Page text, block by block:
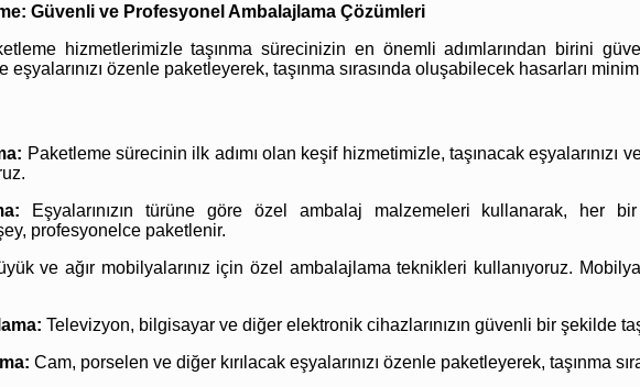
Güvenli ve Profesyonel Ambalajlama Çözümleri
hizmetlerimizle taşınma sürecinizin en önemli adımlarından birini
özenle paketleyerek, taşınma sırasında oluşabilecek hasarları
Paketleme sürecinin ilk adımı olan keşif hizmetimizle, taşınacak
Eşyalarınızın türüne göre özel ambalaj malzemeleri kullanarak, her bir
profesyonelce paketlenir.
ve ağır mobilyalarınız için özel ambalajlama teknikleri kullanıyoruz.
Televizyon, bilgisayar ve diğer elektronik cihazlarınızın güvenli bir şekilde
Cam, porselen ve diğer kırılacak eşyalarınızı özenle paketleyerek, taşınma